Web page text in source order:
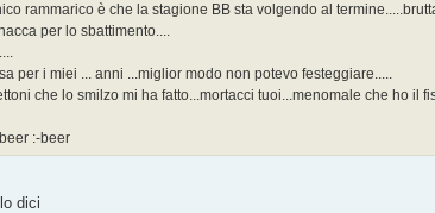
rammarico è che la stagione BB sta volgendo al
per lo sbattimento....
per i miei ... anni ...miglior modo non potevo festeggiare.....
che lo smilzo mi ha fatto...mortacci tuoi...menomale che ho il
:-beer
dici